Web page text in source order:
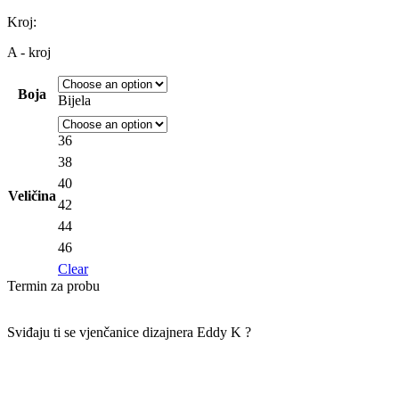
Kroj:
A - kroj
Boja Bijela
Veličina
36
38
40
42
44
46
Clear
Termin za probu
Sviđaju ti se vjenčanice dizajnera Eddy K ?